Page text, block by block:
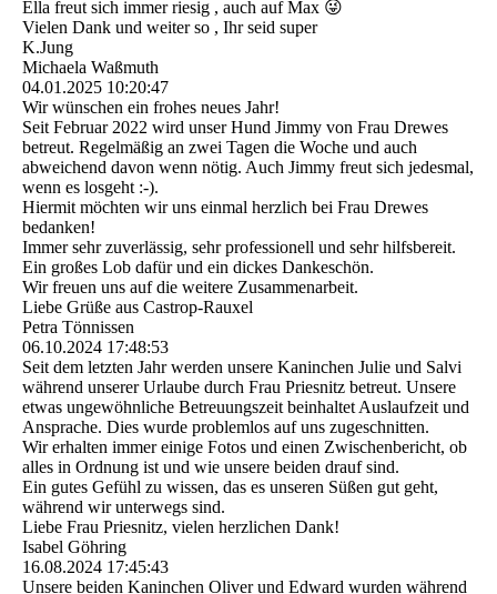
Ella freut sich immer riesig , auch auf Max 😜
Vielen Dank und weiter so , Ihr seid super
K.Jung
Michaela Waßmuth
04.01.2025 10:20:47
Wir wünschen ein frohes neues Jahr!
Seit Februar 2022 wird unser Hund Jimmy von Frau Drewes
betreut. Regelmäßig an zwei Tagen die Woche und auch
abweichend davon wenn nötig. Auch Jimmy freut sich jedesmal,
wenn es losgeht :-).
Hiermit möchten wir uns einmal herzlich bei Frau Drewes
bedanken!
Immer sehr zuverlässig, sehr professionell und sehr hilfsbereit.
Ein großes Lob dafür und ein dickes Dankeschön.
Wir freuen uns auf die weitere Zusammenarbeit.
Liebe Grüße aus Castrop-Rauxel
Petra Tönnissen
06.10.2024 17:48:53
Seit dem letzten Jahr werden unsere Kaninchen Julie und Salvi
während unserer Urlaube durch Frau Priesnitz betreut. Unsere
etwas ungewöhnliche Betreuungszeit beinhaltet Auslaufzeit und
Ansprache. Dies wurde problemlos auf uns zugeschnitten.
Wir erhalten immer einige Fotos und einen Zwischenbericht, ob
alles in Ordnung ist und wie unsere beiden drauf sind.
Ein gutes Gefühl zu wissen, das es unseren Süßen gut geht,
während wir unterwegs sind.
Liebe Frau Priesnitz, vielen herzlichen Dank!
Isabel Göhring
16.08.2024 17:45:43
Unsere beiden Kaninchen Oliver und Edward wurden während